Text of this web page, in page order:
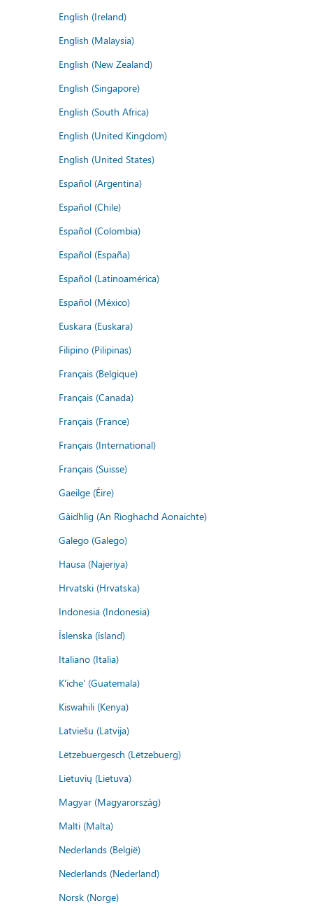
English (Ireland)
English (Malaysia)
English (New Zealand)
English (Singapore)
English (South Africa)
English (United Kingdom)
English (United States)
Español (Argentina)
Español (Chile)
Español (Colombia)
Español (España)
Español (Latinoamérica)
Español (México)
Euskara (Euskara)
Filipino (Pilipinas)
Français (Belgique)
Français (Canada)
Français (France)
Français (International)
Français (Suisse)
Gaeilge (Éire)
Gàidhlig (An Rìoghachd Aonaichte)
Galego (Galego)
Hausa (Najeriya)
Hrvatski (Hrvatska)
Indonesia (Indonesia)
Íslenska (ísland)
Italiano (Italia)
K'iche' (Guatemala)
Kiswahili (Kenya)
Latviešu (Latvija)
Lëtzebuergesch (Lëtzebuerg)
Lietuvių (Lietuva)
Magyar (Magyarország)
Malti (Malta)
Nederlands (België)
Nederlands (Nederland)
Norsk (Norge)